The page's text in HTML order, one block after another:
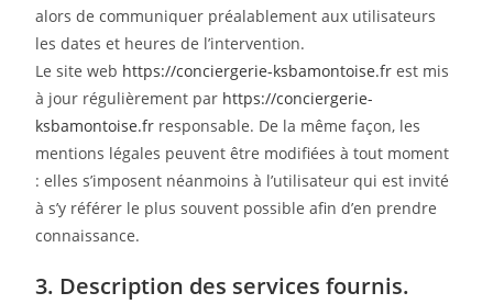
alors de communiquer préalablement aux utilisateurs
les dates et heures de l’intervention.
Le site web https://conciergerie-ksbamontoise.fr est mis
à jour régulièrement par https://conciergerie-
ksbamontoise.fr responsable. De la même façon, les
mentions légales peuvent être modifiées à tout moment
: elles s’imposent néanmoins à l’utilisateur qui est invité
à s’y référer le plus souvent possible afin d’en prendre
connaissance.
3. Description des services fournis.